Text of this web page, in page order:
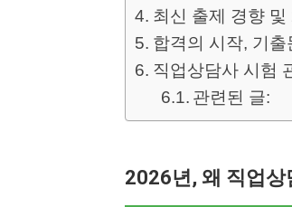
최신 출제 경향
합격의 시작, 기
직업상담사 시험
관련된 글:
2026년, 왜 직업